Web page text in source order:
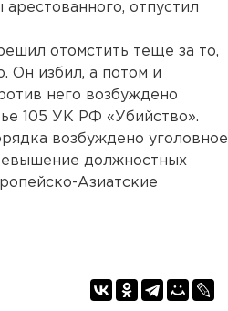
отпустил
отомстить теще за то,
Он избил, а потом и
него возбуждено
105 УК РФ «Убийство».
возбуждено уголовное
должностных
Азиатские